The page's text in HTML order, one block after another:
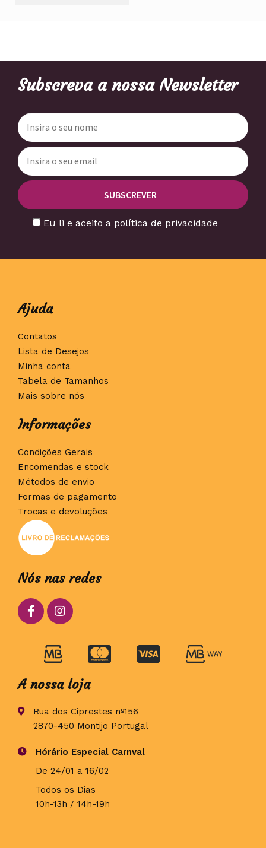
Subscreva a nossa Newsletter
Eu li e aceito a política de privacidade
Ajuda
Contatos
Lista de Desejos
Minha conta
Tabela de Tamanhos
Mais sobre nós
Informações
Condições Gerais
Encomendas e stock
Métodos de envio
Formas de pagamento
Trocas e devoluções
Nós nas redes
A nossa loja
Rua dos Ciprestes nº156
2870-450 Montijo Portugal
Hórário Especial Carnval
De 24/01 a 16/02
Todos os Dias
10h-13h / 14h-19h